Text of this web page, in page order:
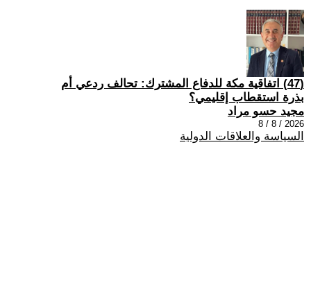
(47) اتفاقية مكة للدفاع المشترك: تحالف ردعي أم
بذرة استقطاب إقليمي؟
مجيد حسو مراد
2026 / 8 / 8
السياسة والعلاقات الدولية